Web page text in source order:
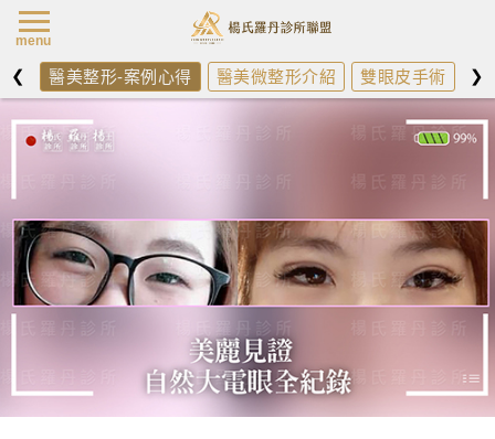
❮ 醫美整形-案例心得 醫美微整形介紹 雙眼皮手術 開
❯
menu